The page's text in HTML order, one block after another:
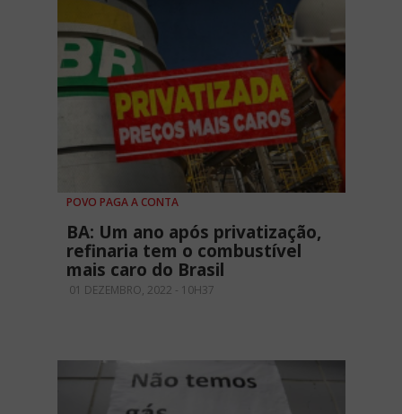
POVO PAGA A CONTA
BA: Um ano após privatização,
refinaria tem o combustível
mais caro do Brasil
01 DEZEMBRO, 2022 - 10H37